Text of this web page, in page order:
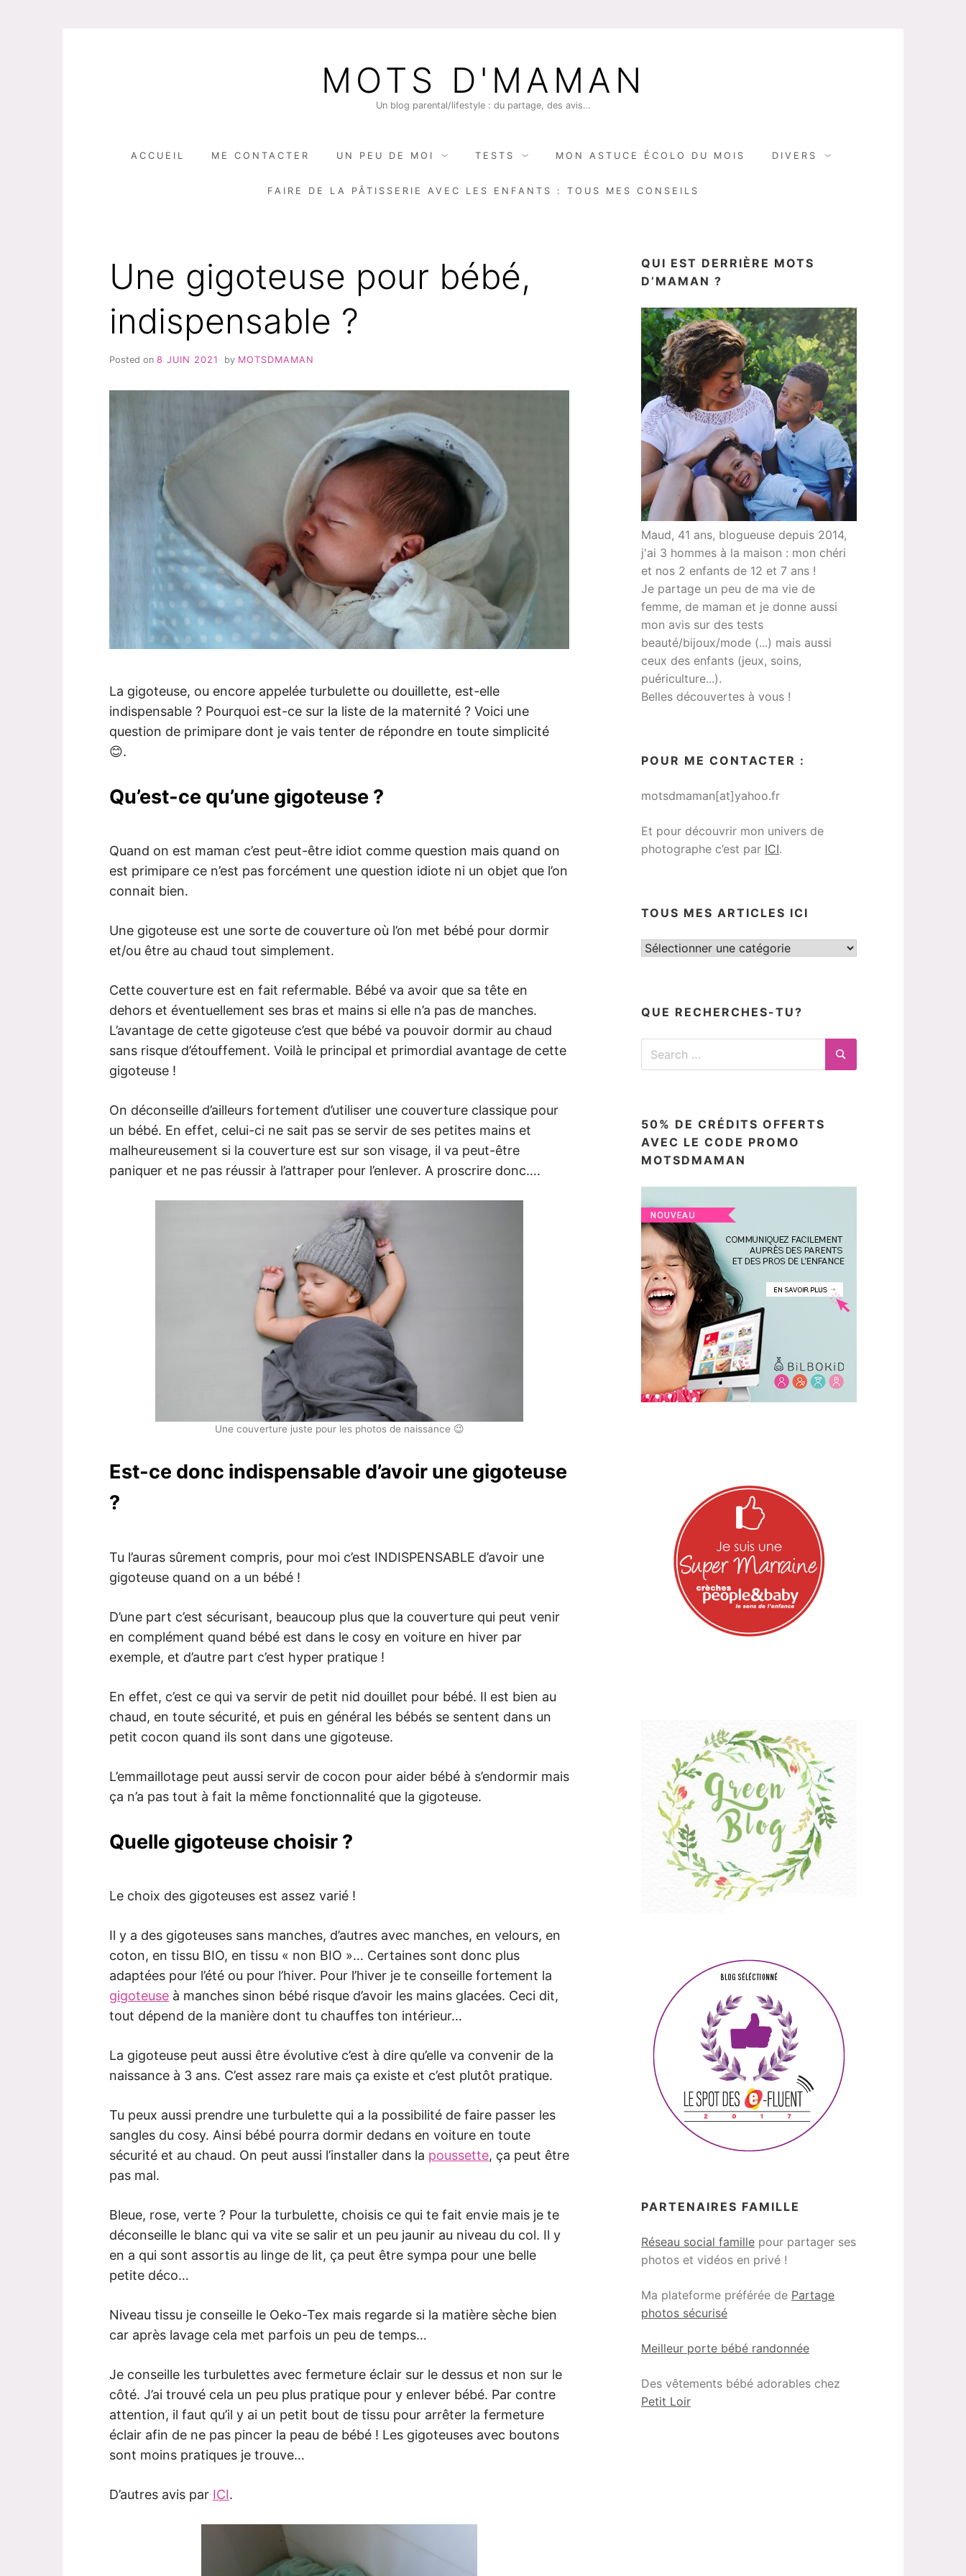
MOTS D'MAMAN
Un blog parental/lifestyle : du partage, des avis…
ACCUEIL ME CONTACTER UN PEU DE MOI TESTS MON ASTUCE ÉCOLO DU MOIS DIVERS
FAIRE DE LA PÂTISSERIE AVEC LES ENFANTS : TOUS MES CONSEILS
Une gigoteuse pour bébé,
indispensable ?
Posted on 8 JUIN 2021 by MOTSDMAMAN
La gigoteuse, ou encore appelée turbulette ou douillette, est-elle
indispensable ? Pourquoi est-ce sur la liste de la maternité ? Voici une
question de primipare dont je vais tenter de répondre en toute simplicité
😊.
Qu’est-ce qu’une gigoteuse ?
Quand on est maman c’est peut-être idiot comme question mais quand on
est primipare ce n’est pas forcément une question idiote ni un objet que l’on
connait bien.
Une gigoteuse est une sorte de couverture où l’on met bébé pour dormir
et/ou être au chaud tout simplement.
Cette couverture est en fait refermable. Bébé va avoir que sa tête en
dehors et éventuellement ses bras et mains si elle n’a pas de manches.
L’avantage de cette gigoteuse c’est que bébé va pouvoir dormir au chaud
sans risque d’étouffement. Voilà le principal et primordial avantage de cette
gigoteuse !
On déconseille d’ailleurs fortement d’utiliser une couverture classique pour
un bébé. En effet, celui-ci ne sait pas se servir de ses petites mains et
malheureusement si la couverture est sur son visage, il va peut-être
paniquer et ne pas réussir à l’attraper pour l’enlever. A proscrire donc….
Une couverture juste pour les photos de naissance 😉
Est-ce donc indispensable d’avoir une gigoteuse
?
Tu l’auras sûrement compris, pour moi c’est INDISPENSABLE d’avoir une
gigoteuse quand on a un bébé !
D’une part c’est sécurisant, beaucoup plus que la couverture qui peut venir
en complément quand bébé est dans le cosy en voiture en hiver par
exemple, et d’autre part c’est hyper pratique !
En effet, c’est ce qui va servir de petit nid douillet pour bébé. Il est bien au
chaud, en toute sécurité, et puis en général les bébés se sentent dans un
petit cocon quand ils sont dans une gigoteuse.
L’emmaillotage peut aussi servir de cocon pour aider bébé à s’endormir mais
ça n’a pas tout à fait la même fonctionnalité que la gigoteuse.
Quelle gigoteuse choisir ?
Le choix des gigoteuses est assez varié !
Il y a des gigoteuses sans manches, d’autres avec manches, en velours, en
coton, en tissu BIO, en tissu « non BIO »… Certaines sont donc plus
adaptées pour l’été ou pour l’hiver. Pour l’hiver je te conseille fortement la
gigoteuse à manches sinon bébé risque d’avoir les mains glacées. Ceci dit,
tout dépend de la manière dont tu chauffes ton intérieur…
La gigoteuse peut aussi être évolutive c’est à dire qu’elle va convenir de la
naissance à 3 ans. C’est assez rare mais ça existe et c’est plutôt pratique.
Tu peux aussi prendre une turbulette qui a la possibilité de faire passer les
sangles du cosy. Ainsi bébé pourra dormir dedans en voiture en toute
sécurité et au chaud. On peut aussi l’installer dans la poussette, ça peut être
pas mal.
Bleue, rose, verte ? Pour la turbulette, choisis ce qui te fait envie mais je te
déconseille le blanc qui va vite se salir et un peu jaunir au niveau du col. Il y
en a qui sont assortis au linge de lit, ça peut être sympa pour une belle
petite déco…
Niveau tissu je conseille le Oeko-Tex mais regarde si la matière sèche bien
car après lavage cela met parfois un peu de temps…
Je conseille les turbulettes avec fermeture éclair sur le dessus et non sur le
côté. J’ai trouvé cela un peu plus pratique pour y enlever bébé. Par contre
attention, il faut qu’il y ai un petit bout de tissu pour arrêter la fermeture
éclair afin de ne pas pincer la peau de bébé ! Les gigoteuses avec boutons
sont moins pratiques je trouve…
D’autres avis par ICI.
QUI EST DERRIÈRE MOTS
D’MAMAN ?
Maud, 41 ans, blogueuse depuis 2014,
j'ai 3 hommes à la maison : mon chéri
et nos 2 enfants de 12 et 7 ans !
Je partage un peu de ma vie de
femme, de maman et je donne aussi
mon avis sur des tests
beauté/bijoux/mode (...) mais aussi
ceux des enfants (jeux, soins,
puériculture...).
Belles découvertes à vous !
POUR ME CONTACTER :
motsdmaman[at]yahoo.fr
Et pour découvrir mon univers de
photographe c’est par ICI.
TOUS MES ARTICLES ICI
Tous
QUE RECHERCHES-TU?
Search
Search
50% DE CRÉDITS OFFERTS
AVEC LE CODE PROMO
MOTSDMAMAN
PARTENAIRES FAMILLE
Réseau social famille pour partager ses
photos et vidéos en privé !
Ma plateforme préférée de Partage
photos sécurisé
Meilleur porte bébé randonnée
Des vêtements bébé adorables chez
Petit Loir